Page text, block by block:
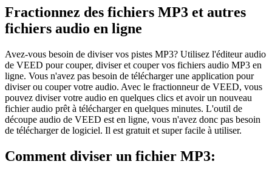
Fractionnez des fichiers MP3 et autres
fichiers audio en ligne
Avez-vous besoin de diviser vos pistes MP3? Utilisez l'éditeur audio
de VEED pour couper, diviser et couper vos fichiers audio MP3 en
ligne. Vous n'avez pas besoin de télécharger une application pour
diviser ou couper votre audio. Avec le fractionneur de VEED, vous
pouvez diviser votre audio en quelques clics et avoir un nouveau
fichier audio prêt à télécharger en quelques minutes. L'outil de
découpe audio de VEED est en ligne, vous n'avez donc pas besoin
de télécharger de logiciel. Il est gratuit et super facile à utiliser.
Comment diviser un fichier MP3: